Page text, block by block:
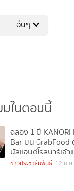
อื่นๆ
ในตอนนี้
ฉลอง 1 ปี KANORI
Bar บน GrabFood
นัลแฮนด์โรลบาร์เจ้า
ข่าวประชาสัมพันธ์ 12 มิ.ย